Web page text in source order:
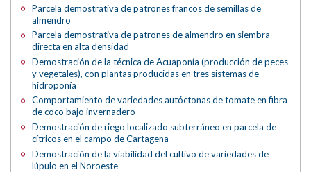
Parcela demostrativa de patrones francos de semillas de
almendro
Parcela demostrativa de patrones de almendro en siembra
directa en alta densidad
Demostración de la técnica de Acuaponía (producción de peces
y vegetales), con plantas producidas en tres sistemas de
hidroponía
Comportamiento de variedades autóctonas de tomate en fibra
de coco bajo invernadero
Demostración de riego localizado subterráneo en parcela de
cítricos en el campo de Cartagena
Demostración de la viabilidad del cultivo de variedades de
lúpulo en el Noroeste